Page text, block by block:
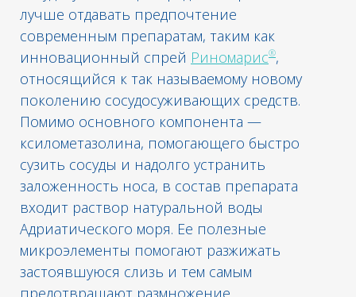
лучше отдавать предпочтение
современным препаратам, таким как
инновационный спрей Риномарис®,
относящийся к так называемому новому
поколению сосудосуживающих средств.
Помимо основного компонента —
ксилометазолина, помогающего быстро
сузить сосуды и надолго устранить
заложенность носа, в состав препарата
входит раствор натуральной воды
Адриатического моря. Ее полезные
микроэлементы помогают разжижать
застоявшуюся слизь и тем самым
предотвращают размножение